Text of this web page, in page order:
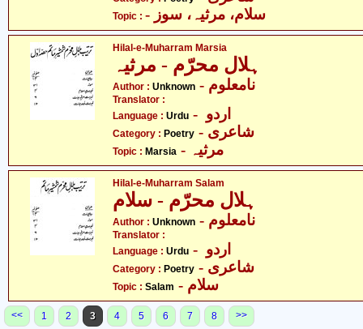
Topic : - سلام، مرثیہ، سوز
Hilal-e-Muharram Marsia
ہلال محرّم - مرثیہ
Author : Unknown - نامعلوم
Translator :
Language : Urdu
Category : Poetry - شاعری
Topic : Marsia - مرثیہ
Hilal-e-Muharram Salam
ہلال محرّم - سلام
Author : Unknown - نامعلوم
Translator :
Language : Urdu
Category : Poetry - شاعری
Topic : Salam - سلام
<< 1 2 3 4 5 6 7 8 >>